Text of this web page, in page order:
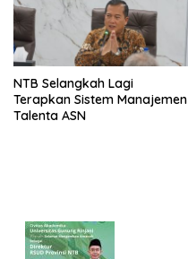
NTB Selangkah Lagi
Terapkan Sistem Manajemen
Talenta ASN